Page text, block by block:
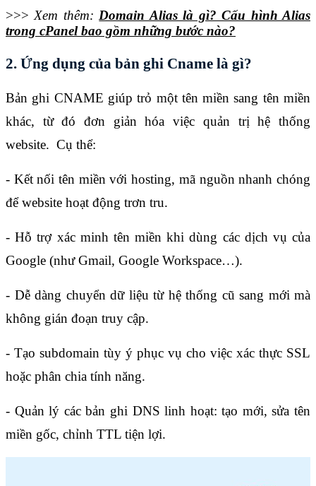
>>> Xem thêm: Domain Alias là gì? Cấu hình Alias
trong cPanel bao gồm những bước nào?
2. Ứng dụng của bản ghi Cname là gì?
Bản ghi CNAME giúp trỏ một tên miền sang tên miền
khác, từ đó đơn giản hóa việc quản trị hệ thống
website.  Cụ thể:
- Kết nối tên miền với hosting, mã nguồn nhanh chóng
để website hoạt động trơn tru.
- Hỗ trợ xác minh tên miền khi dùng các dịch vụ của
Google (như Gmail, Google Workspace…).
- Dễ dàng chuyển dữ liệu từ hệ thống cũ sang mới mà
không gián đoạn truy cập.
- Tạo subdomain tùy ý phục vụ cho việc xác thực SSL
hoặc phân chia tính năng.
- Quản lý các bản ghi DNS linh hoạt: tạo mới, sửa tên
miền gốc, chỉnh TTL tiện lợi.